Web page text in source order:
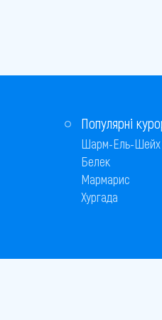
Популярні
Шарм-Ель-Шейх
Белек
Мармарис
Хургада